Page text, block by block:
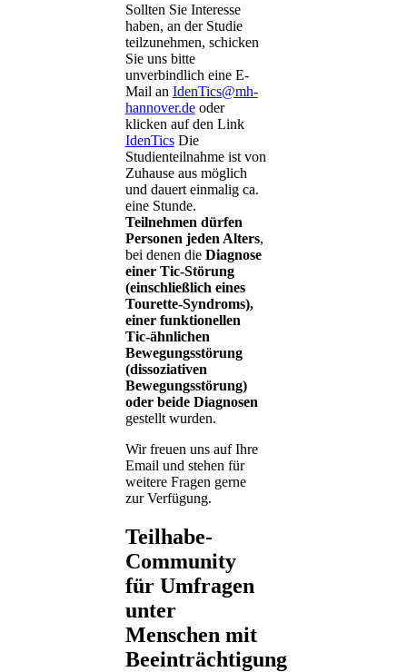
Sollten Sie Interesse
haben, an der Studie
teilzunehmen, schicken
Sie uns bitte
unverbindlich eine E-
Mail an IdenTics@mh-
hannover.deoder
klicken auf den Link
IdenTicsDie
Studienteilnahme ist von
Zuhause aus möglich
und dauert einmalig ca.
eine Stunde.
Teilnehmen dürfen
Personen jeden Alters,
bei denen die Diagnose
einer Tic-Störung
(einschließlich eines
Tourette-Syndroms),
einer funktionellen
Tic-ähnlichen
Bewegungsstörung
(dissoziativen
Bewegungsstörung)
oder beide Diagnosen
gestellt wurden.
Wir freuen uns auf Ihre
Email und stehen für
weitere Fragen gerne
zur Verfügung.
Teilhabe-
Community
für Umfragen
unter
Menschen mit
Beeinträchtigung